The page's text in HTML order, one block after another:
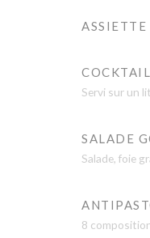
Servi sur un
SALADE
Salade, foie
8